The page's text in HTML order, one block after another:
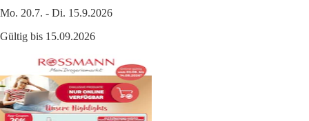
Mo. 20.7. - Di. 15.9.2026
Gültig bis 15.09.2026